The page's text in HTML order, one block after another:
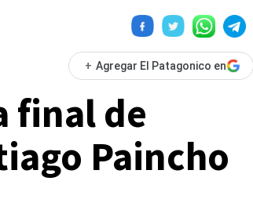
+ Agregar El Patagonico en
final de
Paincho